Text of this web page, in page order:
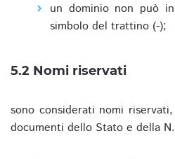
un dominio non può
simbolo del trattino (-);
5.2 Nomi riservati
sono considerati nomi
documenti dello Stato e della